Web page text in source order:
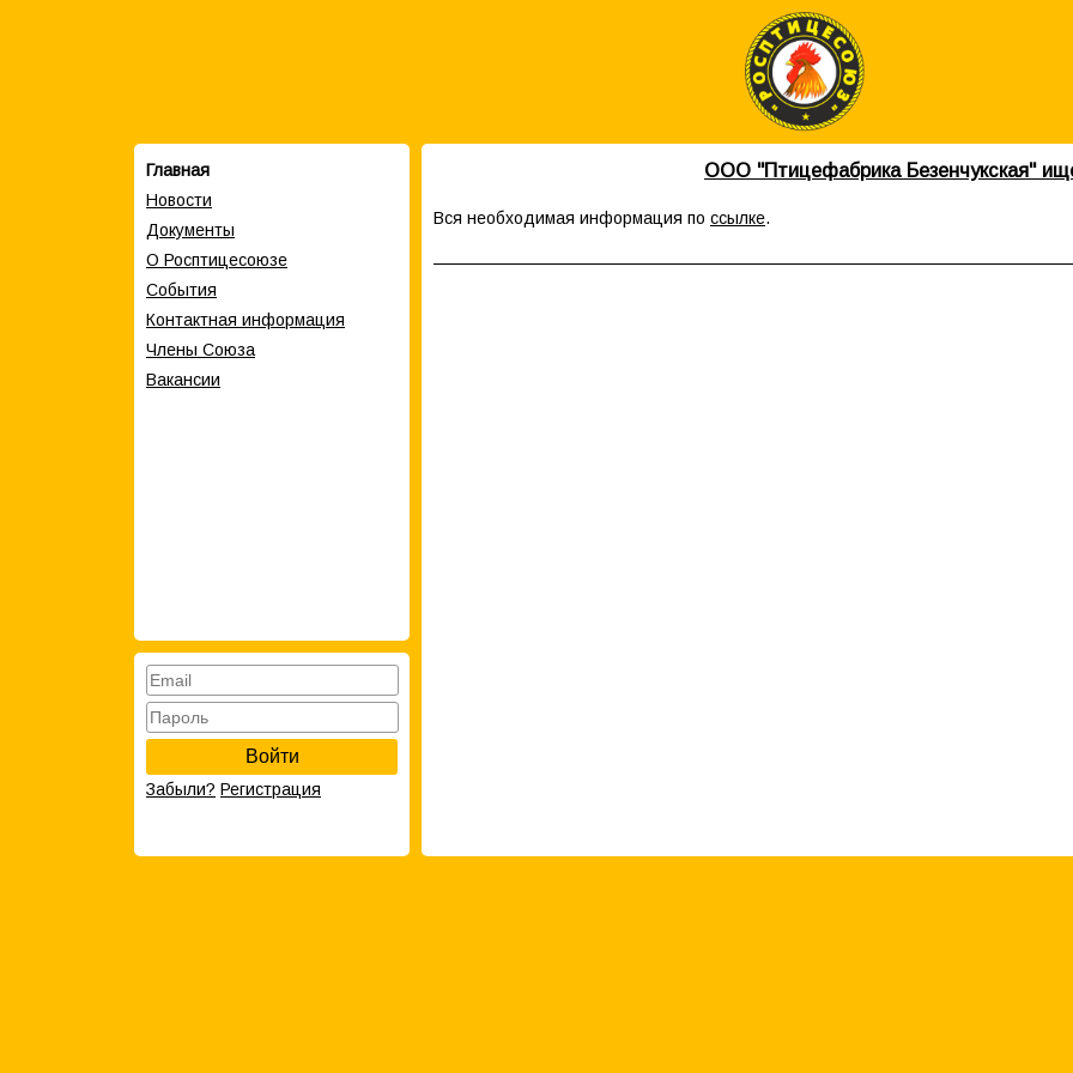
Главная
Новости
Документы
О Росптицесоюзе
События
Контактная информация
Члены Cоюза
Вакансии
Войти
Забыли? Регистрация
ООО "Птицефабрика Безенчукская"
Вся необходимая информация по ссылке.